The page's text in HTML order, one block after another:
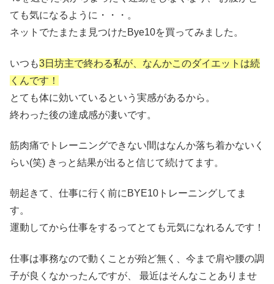
ても気になるように・・・。
ネットでたまたま見つけたBye10を買ってみました。
いつも3日坊主で終わる私が、なんかこのダイエットは続
くんです！
とても体に効いているという実感があるから。
終わった後の達成感が凄いです。
筋肉痛でトレーニングできない間はなんか落ち着かないく
らい(笑) きっと結果が出ると信じて続けてます。
朝起きて、仕事に行く前にBYE10トレーニングしてま
す。
運動してから仕事をするってとても元気になれるんです！
仕事は事務なので動くことが殆ど無く、今まで肩や腰の調
子が良くなかったんですが、 最近はそんなことありませ